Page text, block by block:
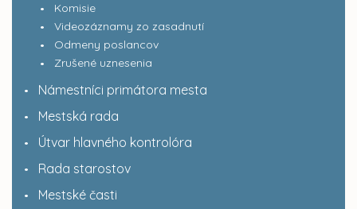
Komisie
Videozáznamy zo zasadnutí
Odmeny poslancov
Zrušené uznesenia
Námestníci primátora mesta
Mestská rada
Útvar hlavného kontrolóra
Rada starostov
Mestské časti